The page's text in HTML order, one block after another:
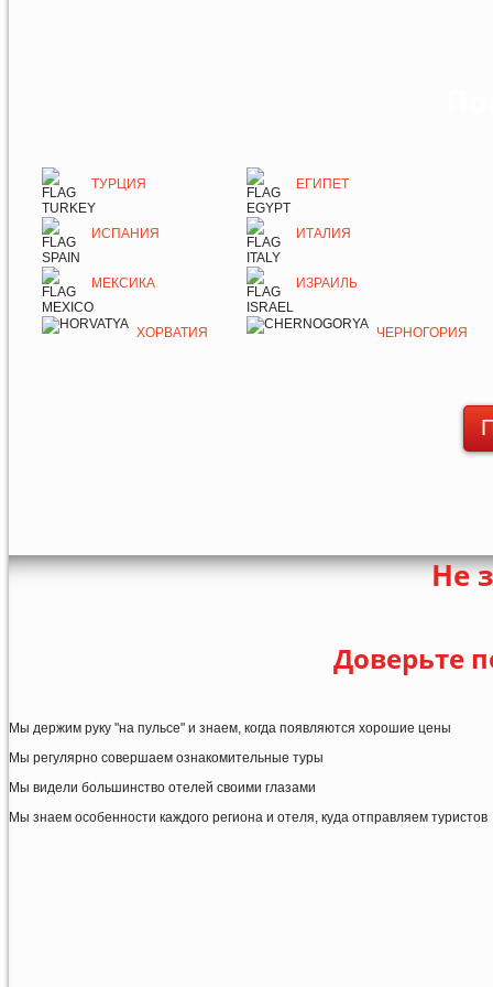
ТУРЦИЯ ЕГИПЕТ
ИСПАНИЯ ИТАЛИЯ
МЕКСИКА ИЗРАИЛЬ
ХОРВАТИЯ ЧЕРНОГОРИЯ
Не
Доверьте
Мы держим руку "на пульсе" и знаем, когда появляются хорошие цены
Мы регулярно совершаем ознакомительные туры
Мы видели большинство отелей своими глазами
Мы знаем особенности каждого региона и отеля, куда отправляем туристов